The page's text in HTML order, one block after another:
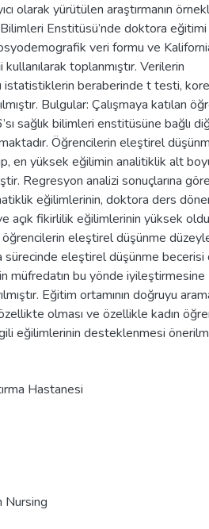
olarak yürütülen araştırmanın
Enstitüsü’nde doktora
veri formu ve
toplanmıştır. Verilerin
istatistiklerin beraberinde t testi,
Bulgular: Çalışmaya katılan
sağlık bilimleri enstitüsüne bağlı
Öğrencilerin eleştirel
en yüksek eğilimin analitiklik alt
Regresyon analizi sonuçlarına
eğilimlerinin, doktora ders
açık fikirlilik eğilimlerinin yüksek
eleştirel düşünme
eleştirel düşünme becerisi
müfredatın bu yönde iyileştirmesine
Eğitim ortamının doğruyu
olması ve özellikle kadın
eğilimlerinin desteklenmesi
Hastanesi
Nursing